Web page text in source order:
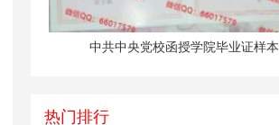
中共中央党校函授学院毕业证样本
热门排行